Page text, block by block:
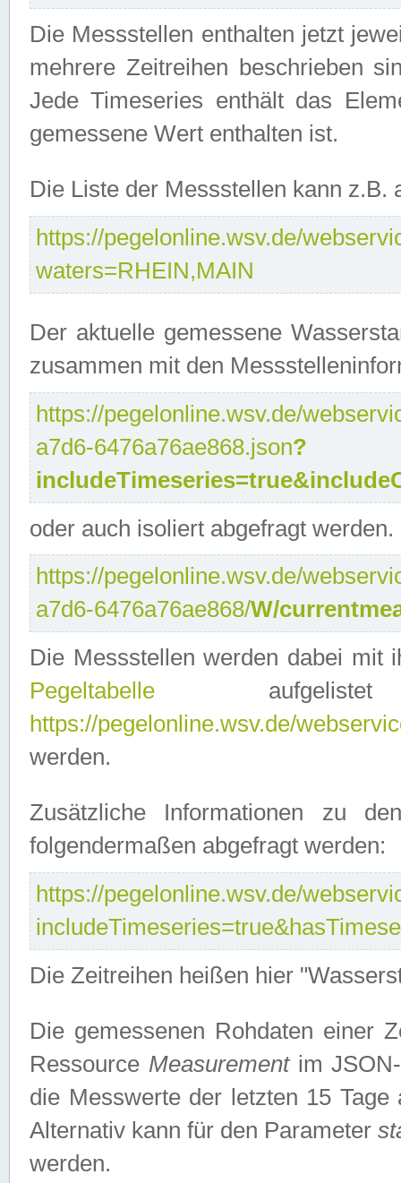
Die Messstellen enthalten jetzt
mehrere Zeitreihen beschrieben
Jede Timeseries enthält das
gemessene Wert enthalten ist.
Die Liste der Messstellen kann
https://pegelonline.wsv.de/
waters=RHEIN,MAIN
Der aktuelle gemessene
zusammen mit den
https://pegelonline.wsv.de/
a7d6-6476a76ae868.json?
oder auch isoliert abgefragt werden.
https://pegelonline.wsv.de/
a7d6-6476a76ae868/W/
Die Messstellen werden dabei mit
Pegeltabelle
https://pegelonline.wsv.de/
werden.
Zusätzliche Informationen zu
folgendermaßen abgefragt werden:
https://pegelonline.wsv.de/
Die Zeitreihen heißen hier
Die gemessenen Rohdaten einer
Ressource Measurementim JSON-
die Messwerte der letzten 15
Alternativ kann für den Parameter
werden.